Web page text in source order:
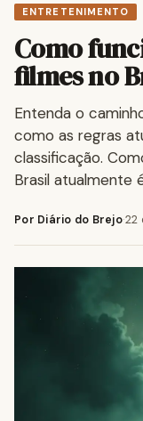
ENTRETENIMENTO
Como
filmes no
Entenda o
como as regras
classificação.
Brasil atualmente
Por Diário do Brejo·22